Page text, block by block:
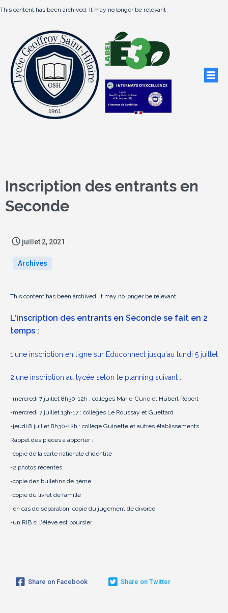
This content has been archived. It may no longer be relevant
Inscription des entrants en
Seconde
juillet 2, 2021
Archives
This content has been archived. It may no longer be relevant
L'inscription des entrants en Seconde se fait en 2
temps :
1.une inscription en ligne sur Educonnect jusqu'au lundi 5 juillet
2.une inscription au lycée selon le planning suivant :
-mercredi 7 juillet 8h30-12h : collèges Marie-Curie et Hubert Robert
-mercredi 7 juillet 13h-17 : collèges Le Roussay et Guettard
-jeudi 8 juillet 8h30-12h : collège Guinette et autres établissements
Rappel des pièces à apporter :
-copie de la carte nationale d'identité
-2 photos récentes
-copie des bulletins de 3ème
-copie du livret de famille
-en cas de séparation, copie du jugement de divorce
-un RIB si l'élève est boursier
Share on Facebook Share on Twitter